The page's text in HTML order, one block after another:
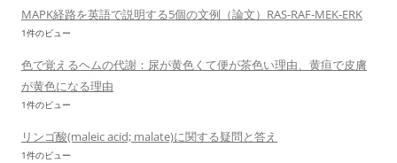
MAPK経路を英語で説明する5個の文例（論文）RAS-RAF-MEK-ERK
1件のビュー
色で覚えるヘムの代謝：尿が黄色くて便が茶色い理由、黄疸で皮膚
が黄色になる理由
1件のビュー
リンゴ酸(maleic acid; malate)に関する疑問と答え
1件のビュー